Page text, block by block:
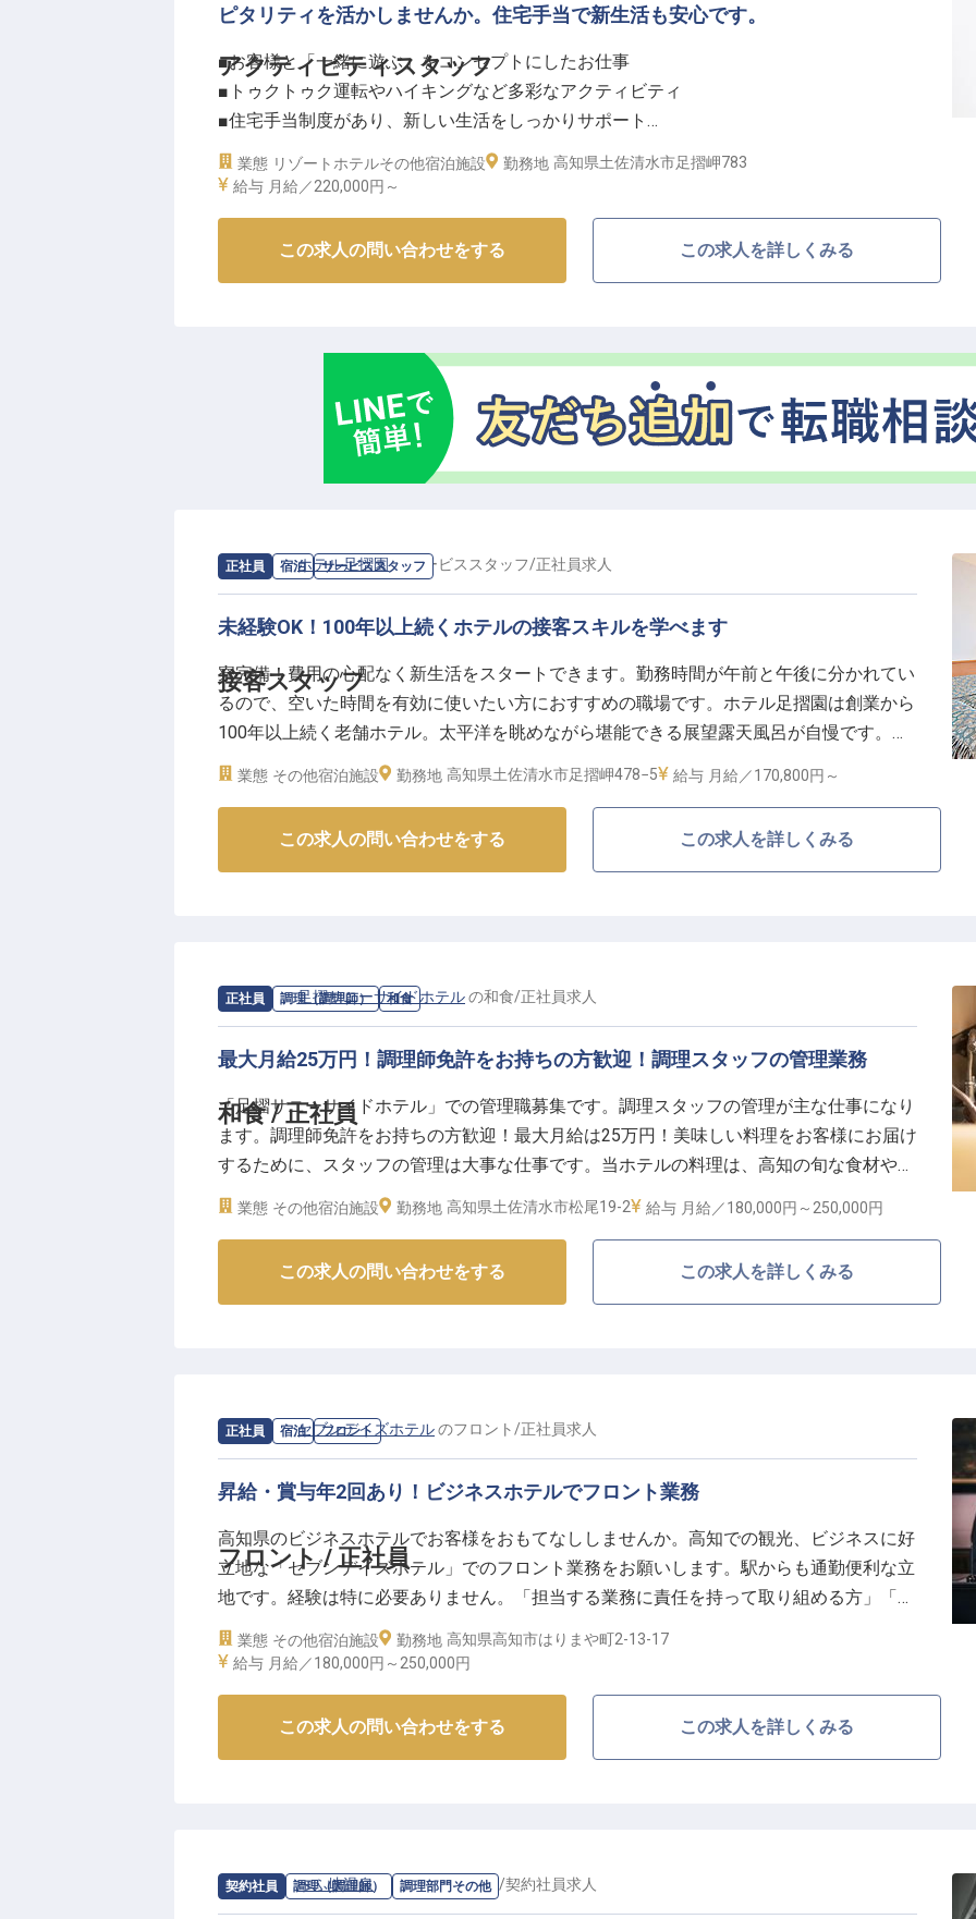
り、県外からの転職者もしっかりサポート。新しいホテルだからこそ、あなたのアイデア
アクティビティスタッフ
ピタリティを活かしませんか。住宅手当で新生活も安心です。
■お客様と「一緒に遊ぶ」をコンセプトにしたお仕事
■トゥクトゥク運転やハイキングなど多彩なアクティビティ
■住宅手当制度があり、新しい生活をしっかりサポート
■お客様の喜びを自身の喜びにできるホスピタリティを歓迎
当施設では、お客様と「一緒に遊ぶ」ことを大切にしています。トゥクトゥクでの観光案
もてなしの心です。あなたの温かいホスピタリティで、お客様に「来てよかった」と感じ
ていただけるサービスを一緒に創りませんか。
ーー【新しい挑戦を応援する働きやすい環境とキャリア】
月給220,000円からスタートし、年2回の昇給と賞与であなたの頑張りをしっかりと評価し
住宅手当制度もございますので、遠方からのご応募や新生活を始める方も安心してスター
トできる環境です。お客様とのコミュニケーションを楽しみながら、あなたらしいおもて
なしのスキルを磨き、キャリアアップを目指せる場所です。
業態 リゾートホテルその他宿泊施設 勤務地 高知県土佐清水市足摺岬783
給与 月給／220,000円～
この求人の問い合わせをする この求人を詳しくみる
正社員 宿泊 サービススタッフ
接客スタッフ
求人情報：ホテル足摺園のサービススタッフ/正社員求人
未経験OK！100年以上続くホテルの接客スキルを学べます
寮完備！費用の心配なく新生活をスタートできます。勤務時間が午前と午後に分かれてい
るので、空いた時間を有効に使いたい方におすすめの職場です。ホテル足摺園は創業から
100年以上続く老舗ホテル。太平洋を眺めながら堪能できる展望露天風呂が自慢です。学
歴・経験は問いません。ゼロからスタートして、老舗ならではの一流の接客術とマナーを
身に付けられます。あたたかい接客でお客様に笑顔をお届けしませんか？※この求人は
業態 その他宿泊施設 勤務地 高知県土佐清水市足摺岬478−5 給与 月給／170,800円～
この求人の問い合わせをする この求人を詳しくみる
正社員 調理（調理師） 和食
和食 / 正社員
求人情報：足摺サニーサイドホテルの和食/正社員求人
最大月給25万円！調理師免許をお持ちの方歓迎！調理スタッフの管理業務
「足摺サニーサイドホテル」での管理職募集です。調理スタッフの管理が主な仕事になり
ます。調理師免許をお持ちの方歓迎！最大月給は25万円！美味しい料理をお客様にお届け
するために、スタッフの管理は大事な仕事です。当ホテルの料理は、高知の旬な食材や海
の幸を使った郷土料理、高知のブランド牛である土佐黒毛牛や土佐はちきん地鶏を使った
会席メニューをご提供しています。料理長の下について技術を磨くチャンスです。※この
業態 その他宿泊施設 勤務地 高知県土佐清水市松尾19-2 給与 月給／180,000円～ 250,000円
この求人の問い合わせをする この求人を詳しくみる
正社員 宿泊 フロント
フロント / 正社員
求人情報：セブンデイズホテルのフロント /正社員求人
昇給・賞与年2回あり！ビジネスホテルでフロント業務
高知県のビジネスホテルでお客様をおもてなししませんか。高知での観光、ビジネスに好
立地な「セブンデイズホテル」でのフロント業務をお願いします。駅からも通勤便利な立
地です。経験は特に必要ありません。「担当する業務に責任を持って取り組める方」「自
ら仕事を考えて動ける方」にはピッタリのお仕事です。昇給や賞与が年2回あるので、自
分の頑張りをきちんと評価してもらえる環境で働くことができます。※この求人は2021年
業態 その他宿泊施設 勤務地 高知県高知市はりまや町2-13-17
給与 月給／180,000円～ 250,000円
この求人の問い合わせをする この求人を詳しくみる
契約社員 調理（調理師） 調理部門その他
求人情報：べふ峡温泉 調理部門その他 /契約社員求人